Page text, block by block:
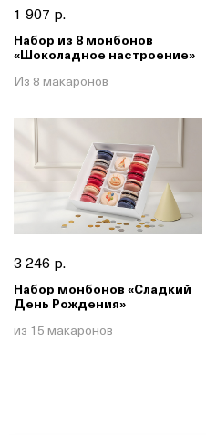
1 907 р.
Набор из 8 монбонов
«Шоколадное настроение»
Из 8 макаронов
3 246 р.
Набор монбонов «Сладкий
День Рождения»
из 15 макаронов